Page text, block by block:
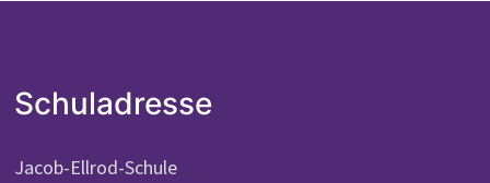
Schuladresse
Jacob-Ellrod-Schule